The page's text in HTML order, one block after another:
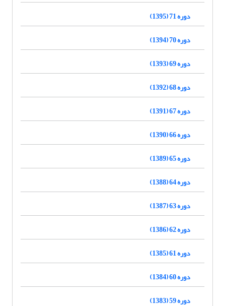
دوره 71 (1395)
دوره 70 (1394)
دوره 69 (1393)
دوره 68 (1392)
دوره 67 (1391)
دوره 66 (1390)
دوره 65 (1389)
دوره 64 (1388)
دوره 63 (1387)
دوره 62 (1386)
دوره 61 (1385)
دوره 60 (1384)
دوره 59 (1383)